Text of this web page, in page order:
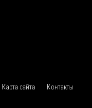
Карта сайта
Контакты